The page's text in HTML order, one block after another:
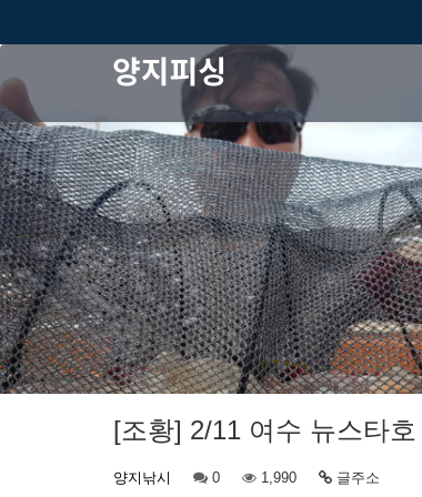
[조황] 2/11 여수 뉴스타
양지낚시 0 1,990 글주소